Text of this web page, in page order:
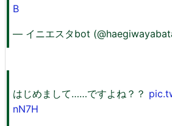
B
— イニエスタbot
はじめまして……ですよね？？
nN7H